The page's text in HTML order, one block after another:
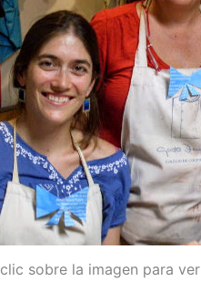
clic sobre la imagen para